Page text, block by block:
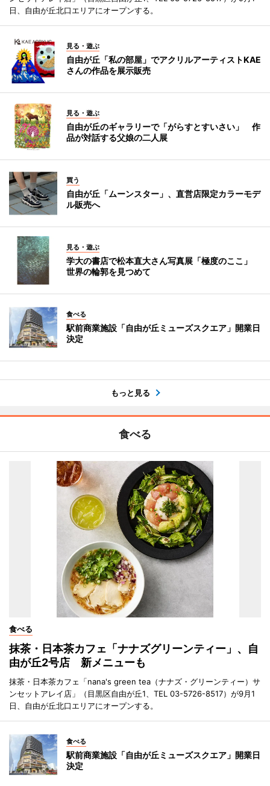
日、自由が丘北口エリアにオープンする。
見る・遊ぶ
自由が丘「私の部屋」でアクリルアーティストKAE
さんの作品を展示販売
見る・遊ぶ
自由が丘のギャラリーで「がらすとすいさい」 作
品が対話する父娘の二人展
買う
自由が丘「ムーンスター」、直営店限定カラーモデ
ル販売へ
見る・遊ぶ
学大の書店で松本直大さん写真展「極度のここ」
世界の輪郭を見つめて
食べる
駅前商業施設「自由が丘ミューズスクエア」開業日
決定
もっと見る
食べる
食べる
抹茶・日本茶カフェ「ナナズグリーンティー」、自
由が丘2号店 新メニューも
抹茶・日本茶カフェ「nana's green tea（ナナズ・グリーンティー）サ
ンセットアレイ店」（目黒区自由が丘1、TEL 03-5726-8517）が9月1
日、自由が丘北口エリアにオープンする。
食べる
駅前商業施設「自由が丘ミューズスクエア」開業日
決定